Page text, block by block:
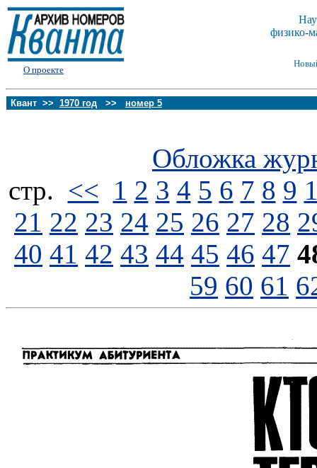
О проекте
физико-
Квант >> 1970 год >> номер 5
Обложка
стp. << 1 2 3 4 5 6 7 8 9
21 22 23 24 25 26 27 28
40 41 42 43 44 45 46 47
59 60 61